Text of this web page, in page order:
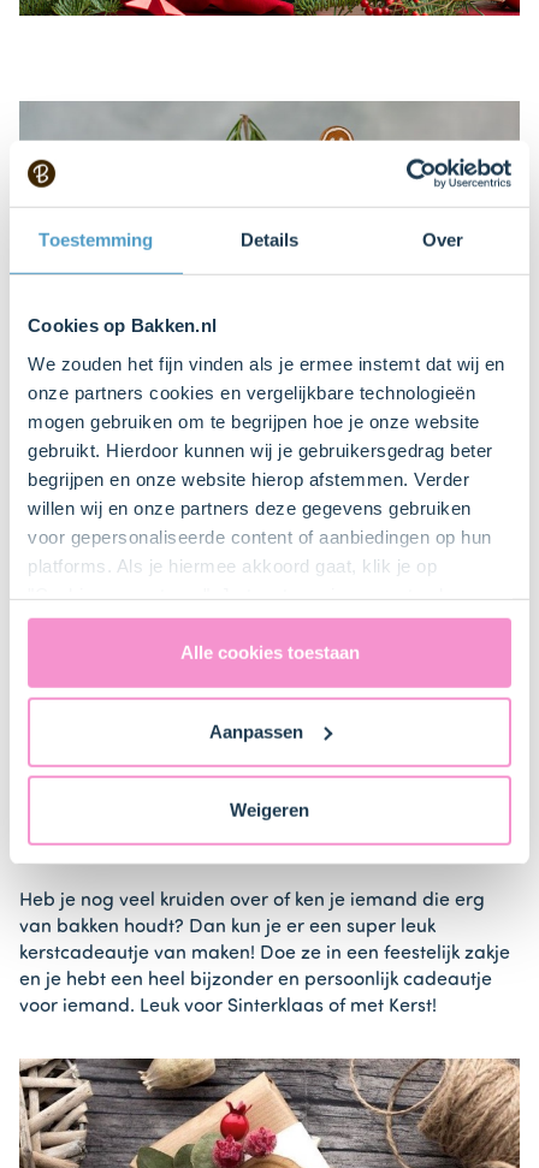
Toestemming Details Over
Cookies op Bakken.nl
We zouden het fijn vinden als je ermee instemt dat wij en
onze partners cookies en vergelijkbare technologieën
mogen gebruiken om te begrijpen hoe je onze website
gebruikt. Hierdoor kunnen wij je gebruikersgedrag beter
begrijpen en onze website hierop afstemmen. Verder
willen wij en onze partners deze gegevens gebruiken
voor gepersonaliseerde content of aanbiedingen op hun
platforms. Als je hiermee akkoord gaat, klik je op
uitdrukkelijk een eventuele gegevensoverdracht naar de
Verenigde Staten in de zin van artikel 49 AVG. Raadpleeg
ons
naar technology providers en partners in de Verenigde
Staten. Je kunt op elk moment van gedachten
Alle cookies toestaan
Aanpassen
Weigeren
Naked gingerbread taart
Francesca van Francesca Kookt ging helemaal los met
Echt een recept om uit te proberen, want hij ziet er niet
alleen prachtig uit, hij smaakt ook heerlijk!
Recept Naked Gingerbread taart
Kruiden als cadeautje
Heb je nog veel kruiden over of ken je iemand die erg
van bakken houdt? Dan kun je er een super leuk
kerstcadeautje van maken! Doe ze in een feestelijk zakje
en je hebt een heel bijzonder en persoonlijk cadeautje
voor iemand. Leuk voor Sinterklaas of met Kerst!